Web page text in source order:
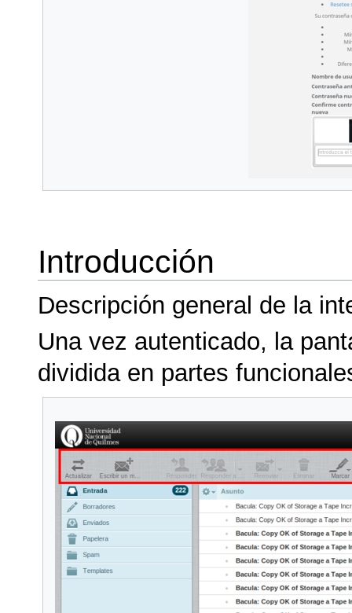
Introducción
Descripción general de la
Una vez autenticado, la
dividida en partes